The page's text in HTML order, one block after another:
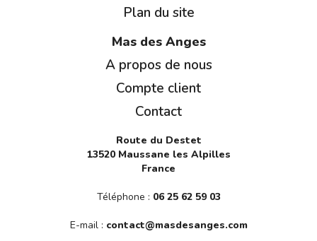
Plan du site
Mas des Anges
A propos de nous
Compte client
Contact
Route du Destet
13520 Maussane les Alpilles
France
Téléphone : 06 25 62 59 03
E-mail : contact@masdesanges.com